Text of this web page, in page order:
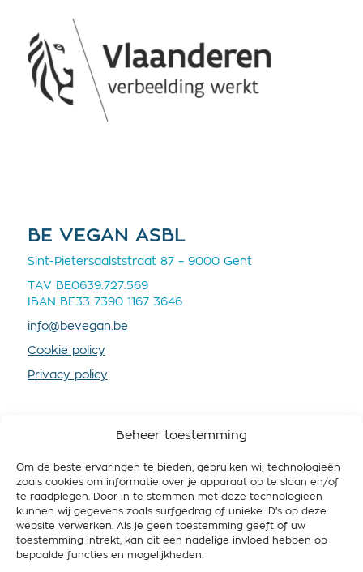
Beheer toestemming
Om de beste ervaringen te bieden, gebruiken wij technologieën
zoals cookies om informatie over je apparaat op te slaan en/of
te raadplegen. Door in te stemmen met deze technologieën
kunnen wij gegevens zoals surfgedrag of unieke ID's op deze
website verwerken. Als je geen toestemming geeft of uw
toestemming intrekt, kan dit een nadelige invloed hebben op
bepaalde functies en mogelijkheden.
BE VEGAN ASBL
Sint-Pietersaalststraat 87 – 9000 Gent
TAV BE0639.727.569
IBAN BE33 7390 1167 3646
info@bevegan.be
Cookie policy
Privacy policy
SOUTENEZ-NOUS
En devenant membre vous nous fournissez plus de
ressources, afin que nous puissions mieux
promouvoir le véganisme et travailler pour une
Belgique respectueuse de l’animal, des gens et de